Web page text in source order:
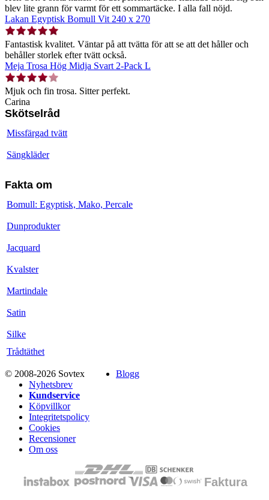
blev lite grann för varmt för ett sommartäcke. I alla fall nöjd.
Lakan Egyptisk Bomull Vit 240 x 270
Fantastisk kvalitet. Väntar på att tvätta för att se att det håller och
behåller storlek efter tvätt också.
Meja Trosa Hög Midja Svart 2-Pack L
Mjuk och fin trosa. Sitter perfekt.
Carina
Skötselråd
Missfärgad tvätt
Sängkläder
Fakta om
Bomull: Egyptisk, Mako, Percale
Dunprodukter
Jacquard
Kvalster
Martindale
Satin
Silke
Trådtäthet
© 2008-2026 Sovtex
Blogg
Nyhetsbrev
Kundservice
Köpvillkor
Integritetspolicy
Cookies
Recensioner
Om oss